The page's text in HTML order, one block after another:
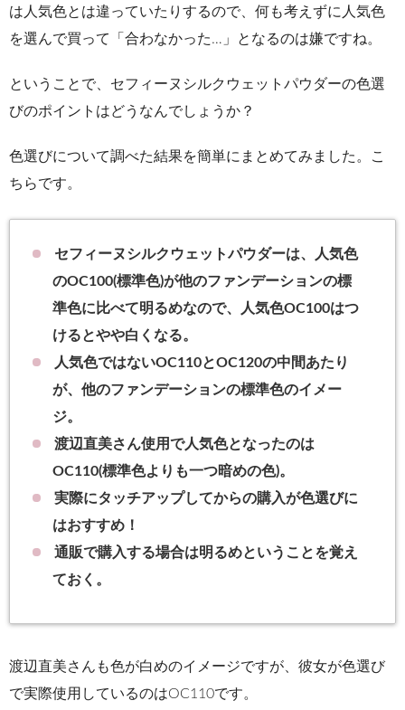
は人気色とは違っていたりするので、何も考えずに人気色
を選んで買って「合わなかった…」となるのは嫌ですね。
ということで、セフィーヌシルクウェットパウダーの色選
びのポイントはどうなんでしょうか？
色選びについて調べた結果を簡単にまとめてみました。こ
ちらです。
セフィーヌシルクウェットパウダーは、人気色
のOC100(標準色)が他のファンデーションの標
準色に比べて明るめなので、
人気色OC100はつ
けるとやや白くなる。
人気色ではないOC110とOC120の中間あたり
が、他のファンデーションの標準色のイメー
ジ。
渡辺直美さん使用で人気色となったのは
OC110(標準色よりも一つ暗めの色)。
実際にタッチアップしてからの購入が色選びに
はおすすめ！
通販で購入する場合は明るめということを覚え
ておく。
渡辺直美さんも色が白めのイメージですが、彼女が色選び
で実際使用しているのはOC110です。